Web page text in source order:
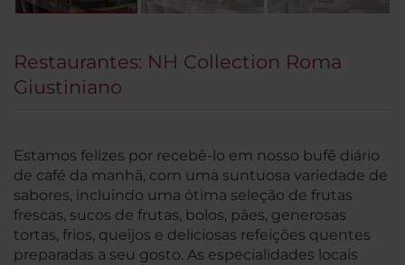
Restaurantes: NH Collection Roma
Giustiniano
Estamos felizes por recebê-lo em nosso bufê diário
de café da manhã, com uma suntuosa variedade de
sabores, incluindo uma ótima seleção de frutas
frescas, sucos de frutas, bolos, pães, generosas
tortas, frios, queijos e deliciosas refeições quentes
preparadas a seu gosto. As especialidades locais